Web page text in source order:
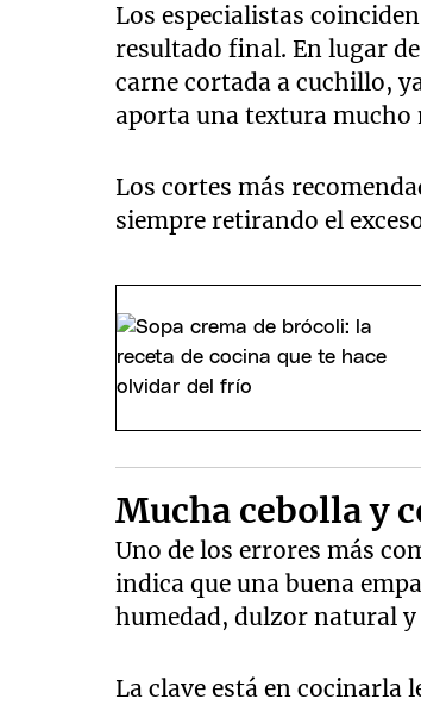
Los especialistas
resultado final. En lugar
carne cortada a cuchillo,
aporta una textura mucho
Los cortes más
siempre retirando el
Mucha cebolla y
Uno de los errores más
indica que una buena
humedad, dulzor natural y
La clave está en cocinarla